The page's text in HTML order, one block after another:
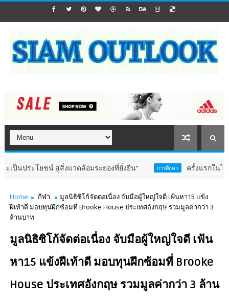
น์ สู่สิ่งแวดล้อมระยองที่ยั่งยืน” การศึกษา ครั้งแรกในไทย! สจด. เปิ
Home กีฬา
มูลนิธิซิโก้จัดต่อเนื่อง จับมือผู้ใหญ่ใจดี เฟ้นหา15 แข้ง
ฝีเท้าดี มอบทุนฝึกซ้อมที่ Brooke House ประเทศอังกฤษ รวมมูลค่ากว่า 3
ล้านบาท
มูลนิธิซิโก้จัดต่อเนื่อง จับมือผู้ใหญ่ใจดี เฟ้น
หา15 แข้งฝีเท้าดี มอบทุนฝึกซ้อมที่ Brooke
House ประเทศอังกฤษ รวมมูลค่ากว่า 3 ล้าน